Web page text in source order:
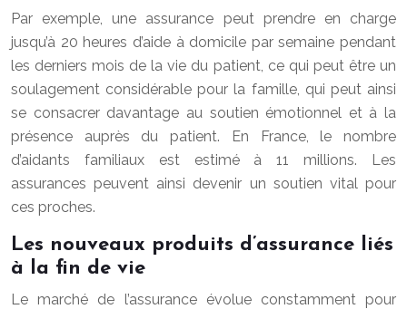
Par exemple, une assurance peut prendre en charge
jusqu’à 20 heures d’aide à domicile par semaine pendant
les derniers mois de la vie du patient, ce qui peut être un
soulagement considérable pour la famille, qui peut ainsi
se consacrer davantage au soutien émotionnel et à la
présence auprès du patient. En France, le nombre
d’aidants familiaux est estimé à 11 millions. Les
assurances peuvent ainsi devenir un soutien vital pour
ces proches.
Les nouveaux produits d’assurance liés
à la fin de vie
Le marché de l’assurance évolue constamment pour